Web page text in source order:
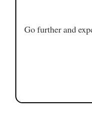
Go further and